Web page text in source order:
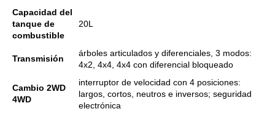
Capacidad del
tanque de
combustible
20L
Transmisión
árboles articulados y diferenciales, 3 modos:
4x2, 4x4, 4x4 con diferencial bloqueado
Cambio 2WD
4WD
interruptor de velocidad con 4 posiciones:
largos, cortos, neutros e inversos; seguridad
electrónica